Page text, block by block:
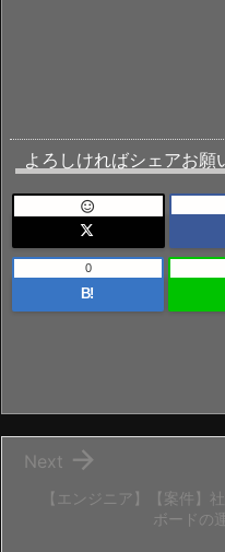
よろしければシェアお願

B!
0
【エンジニア】【案件】
ボードの

Next